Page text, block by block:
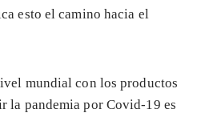
esto el camino hacia el
mundial con los productos
la pandemia por Covid-19 es